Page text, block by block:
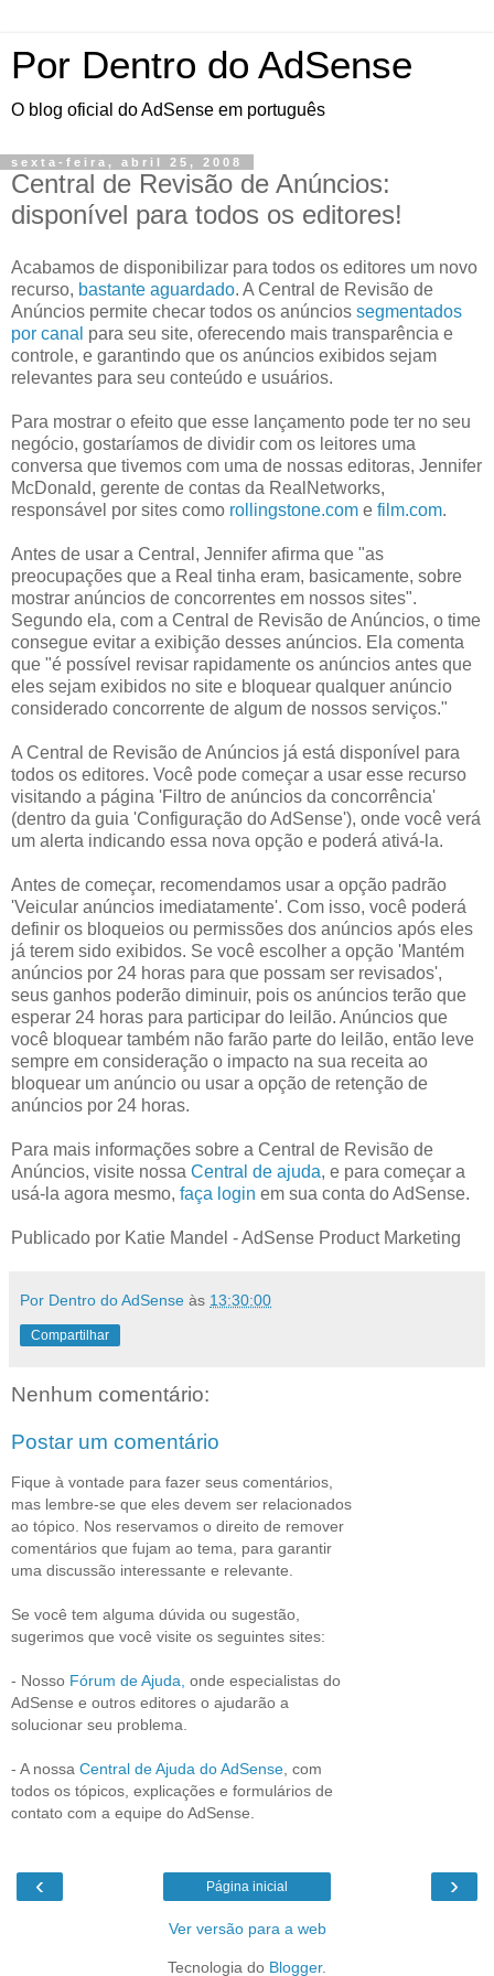
Por Dentro do AdSense
O blog oficial do AdSense em português
sexta-feira, abril 25, 2008
Central de Revisão de Anúncios:
disponível para todos os editores!
Acabamos de disponibilizar para todos os editores um novo
recurso, bastante aguardado. A Central de Revisão de
Anúncios permite checar todos os anúncios segmentados
por canal para seu site, oferecendo mais transparência e
controle, e garantindo que os anúncios exibidos sejam
relevantes para seu conteúdo e usuários.
Para mostrar o efeito que esse lançamento pode ter no seu
negócio, gostaríamos de dividir com os leitores uma
conversa que tivemos com uma de nossas editoras, Jennifer
McDonald, gerente de contas da RealNetworks,
responsável por sites como rollingstone.com e film.com.
Antes de usar a Central, Jennifer afirma que "as
preocupações que a Real tinha eram, basicamente, sobre
mostrar anúncios de concorrentes em nossos sites".
Segundo ela, com a Central de Revisão de Anúncios, o time
consegue evitar a exibição desses anúncios. Ela comenta
que "é possível revisar rapidamente os anúncios antes que
eles sejam exibidos no site e bloquear qualquer anúncio
considerado concorrente de algum de nossos serviços."
A Central de Revisão de Anúncios já está disponível para
todos os editores. Você pode começar a usar esse recurso
visitando a página 'Filtro de anúncios da concorrência'
(dentro da guia 'Configuração do AdSense'), onde você verá
um alerta indicando essa nova opção e poderá ativá-la.
Antes de começar, recomendamos usar a opção padrão
'Veicular anúncios imediatamente'. Com isso, você poderá
definir os bloqueios ou permissões dos anúncios após eles
já terem sido exibidos. Se você escolher a opção 'Mantém
anúncios por 24 horas para que possam ser revisados',
seus ganhos poderão diminuir, pois os anúncios terão que
esperar 24 horas para participar do leilão. Anúncios que
você bloquear também não farão parte do leilão, então leve
sempre em consideração o impacto na sua receita ao
bloquear um anúncio ou usar a opção de retenção de
anúncios por 24 horas.
Para mais informações sobre a Central de Revisão de
Anúncios, visite nossa Central de ajuda, e para começar a
usá-la agora mesmo, faça login em sua conta do AdSense.
Publicado por Katie Mandel - AdSense Product Marketing
Por Dentro do AdSense às 13:30:00
Compartilhar
Nenhum comentário:
Postar um comentário
Fique à vontade para fazer seus comentários,
mas lembre-se que eles devem ser relacionados
ao tópico. Nos reservamos o direito de remover
comentários que fujam ao tema, para garantir
uma discussão interessante e relevante.
Se você tem alguma dúvida ou sugestão,
sugerimos que você visite os seguintes sites:
- Nosso Fórum de Ajuda, onde especialistas do
AdSense e outros editores o ajudarão a
solucionar seu problema.
- A nossa Central de Ajuda do AdSense , com
todos os tópicos, explicações e formulários de
contato com a equipe do AdSense.
‹ ›
Página inicial
Ver versão para a web
Tecnologia do Blogger.